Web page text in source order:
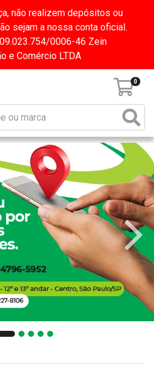
não realizem depósitos ou
sejam a nossa conta oficial.
0006-46 Zein
e Comércio LTDA
0